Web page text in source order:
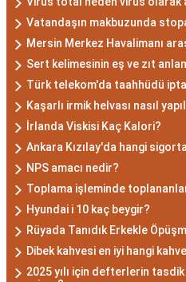
Akrep burcu erkeği,
ve derin bir içsel güce
etkileyici kişilikleriyle
erkekleri, duygusal
yaklaşımlarıyla ilişkilerde
Ancak, bazen kıskançlık
gösterebilirler.
Akrep Burcu
Özellikleri:
Akrep burcu kadını,
Vatandaşın makbuzunda
Mersin Merkez Havalimanı
Sert kelimesinin eş ve zıt
Türk telekom'da taahhüdü
Kaşarlı irmik helvası nasıl
İrlanda Viskisi Kaç Kalori?
Ankara Kızılay'da hangi
NPS amacı nedir?
Toplama işleminde
Hyundai i 10 kaç beygir?
Rüyada Tanıdık Erkekle
Dibek kahvesi en iyi hangi
2025 yılı için defterlerin